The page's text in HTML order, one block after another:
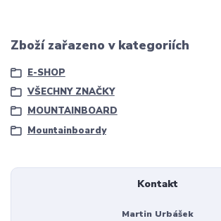
Zboží zařazeno v kategoriích
E-SHOP
VŠECHNY ZNAČKY
MOUNTAINBOARD
Mountainboardy
Kontakt
Martin Urbášek